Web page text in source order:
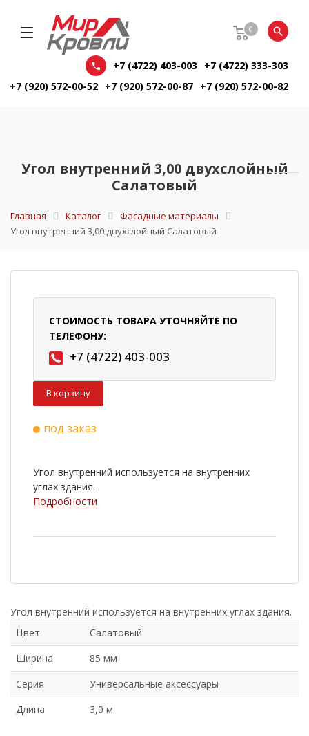
0
+7 (4722) 403-003
+7 (4722) 333-303
+7 (920) 572-00-52 +7 (920) 572-00-87 +7 (920) 572-00-82
Угол внутренний 3,00 двухслойный
Салатовый
Главная Каталог
Фасадные материалы
Угол внутренний 3,00 двухслойный Салатовый
СТОИМОСТЬ ТОВАРА УТОЧНЯЙТЕ ПО
ТЕЛЕФОНУ:
+7 (4722) 403-003
В корзину
под заказ
Угол внутренний используется на внутренних
углах здания.
Подробности
Угол внутренний используется на внутренних углах здания.
Цвет
Салатовый
Ширина
85 мм
Серия
Универсальные аксессуары
Длина
3,0 м